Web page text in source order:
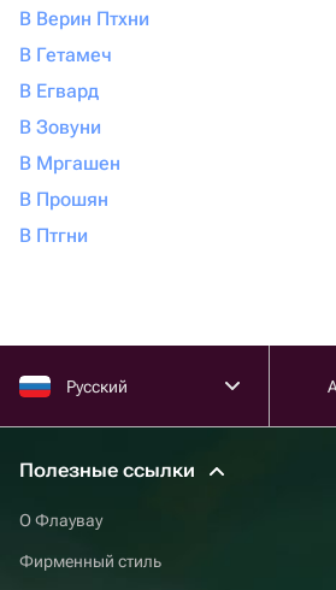
В Верин Птхни
В Гетамеч
В Егвард
В Зовуни
В Мргашен
В Прошян
В Птгни
Русский
Полезные ссылки
О Флаувау
Фирменный стиль